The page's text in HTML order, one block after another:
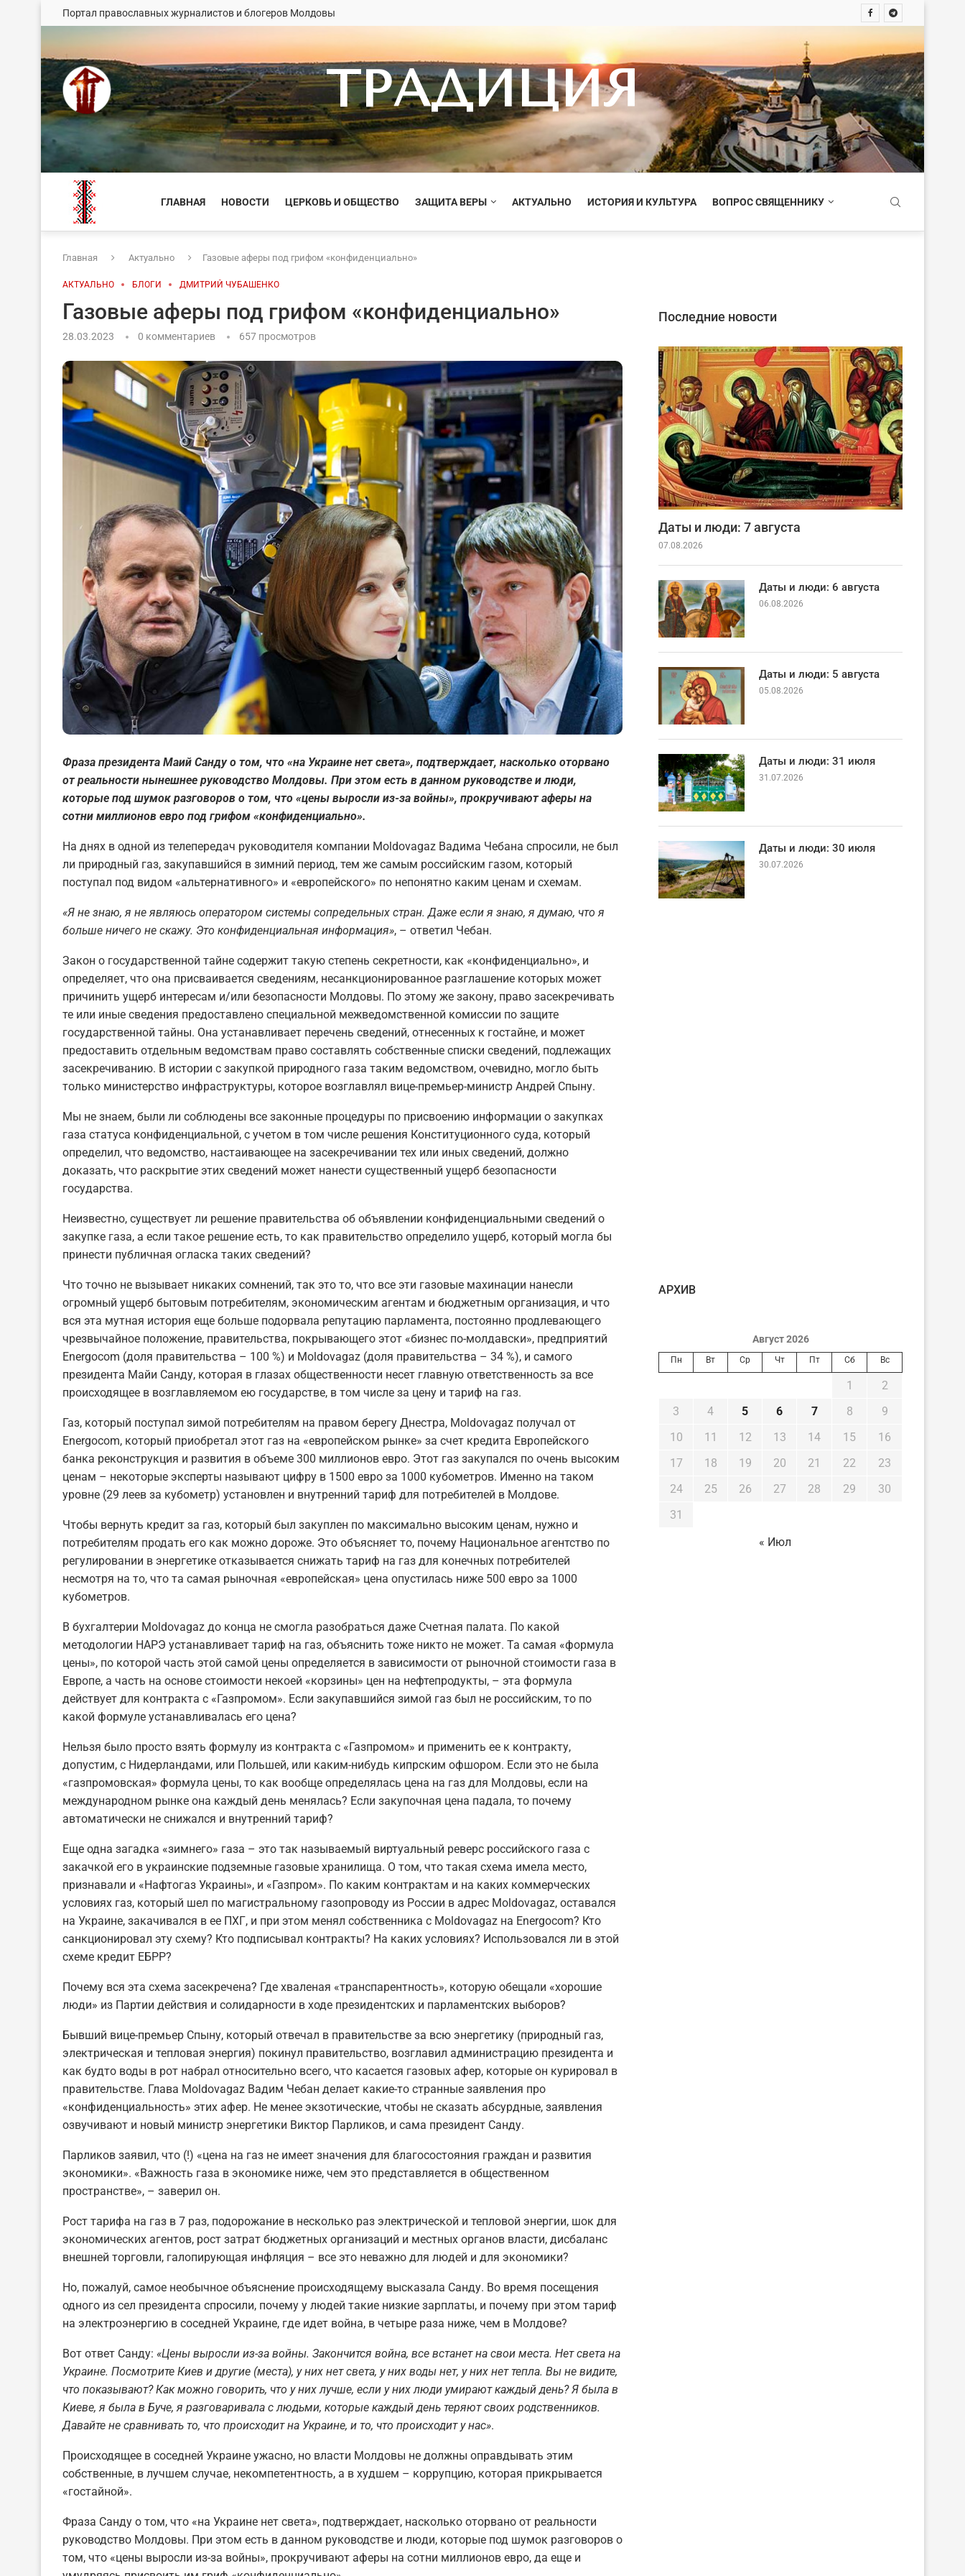
Портал православных журналистов и блогеров Молдовы
ТРАДИЦИЯ
ГЛАВНАЯ НОВОСТИ ЦЕРКОВЬ И ОБЩЕСТВО ЗАЩИТА ВЕРЫ АКТУАЛЬНО ИСТОРИЯ И КУЛЬТУРА ВОПРОС СВЯЩЕННИКУ
Главная Актуально Газовые аферы под грифом «конфиденциально»
АКТУАЛЬНО БЛОГИ ДМИТРИЙ ЧУБАШЕНКО
Газовые аферы под грифом «конфиденциально»
28.03.2023 0 комментариев 657 просмотров
Фраза президента Маий Санду о том, что «на Украине нет света», подтверждает, насколько оторвано
от реальности нынешнее руководство Молдовы. При этом есть в данном руководстве и люди,
которые под шумок разговоров о том, что «цены выросли из-за войны», прокручивают аферы на
сотни миллионов евро под грифом «конфиденциально».
На днях в одной из телепередач руководителя компании Moldovagaz Вадима Чебана спросили, не был
ли природный газ, закупавшийся в зимний период, тем же самым российским газом, который
поступал под видом «альтернативного» и «европейского» по непонятно каким ценам и схемам.
«Я не знаю, я не являюсь оператором системы сопредельных стран. Даже если я знаю, я думаю, что я
больше ничего не скажу. Это конфиденциальная информация», – ответил Чебан.
Закон о государственной тайне содержит такую степень секретности, как «конфиденциально», и
определяет, что она присваивается сведениям, несанкционированное разглашение которых может
причинить ущерб интересам и/или безопасности Молдовы. По этому же закону, право засекречивать
те или иные сведения предоставлено специальной межведомственной комиссии по защите
государственной тайны. Она устанавливает перечень сведений, отнесенных к гостайне, и может
предоставить отдельным ведомствам право составлять собственные списки сведений, подлежащих
засекречиванию. В истории с закупкой природного газа таким ведомством, очевидно, могло быть
только министерство инфраструктуры, которое возглавлял вице-премьер-министр Андрей Спыну.
Мы не знаем, были ли соблюдены все законные процедуры по присвоению информации о закупках
газа статуса конфиденциальной, с учетом в том числе решения Конституционного суда, который
определил, что ведомство, настаивающее на засекречивании тех или иных сведений, должно
доказать, что раскрытие этих сведений может нанести существенный ущерб безопасности
государства.
Неизвестно, существует ли решение правительства об объявлении конфиденциальными сведений о
закупке газа, а если такое решение есть, то как правительство определило ущерб, который могла бы
принести публичная огласка таких сведений?
Что точно не вызывает никаких сомнений, так это то, что все эти газовые махинации нанесли
огромный ущерб бытовым потребителям, экономическим агентам и бюджетным организация, и что
вся эта мутная история еще больше подорвала репутацию парламента, постоянно продлевающего
чрезвычайное положение, правительства, покрывающего этот «бизнес по-молдавски», предприятий
Energocom (доля правительства – 100 %) и Moldovagaz (доля правительства – 34 %), и самого
президента Майи Санду, которая в глазах общественности несет главную ответственность за все
происходящее в возглавляемом ею государстве, в том числе за цену и тариф на газ.
Газ, который поступал зимой потребителям на правом берегу Днестра, Moldovagaz получал от
Energocom, который приобретал этот газ на «европейском рынке» за счет кредита Европейского
банка реконструкция и развития в объеме 300 миллионов евро. Этот газ закупался по очень высоким
ценам – некоторые эксперты называют цифру в 1500 евро за 1000 кубометров. Именно на таком
уровне (29 леев за кубометр) установлен и внутренний тариф для потребителей в Молдове.
Чтобы вернуть кредит за газ, который был закуплен по максимально высоким ценам, нужно и
потребителям продать его как можно дороже. Это объясняет то, почему Национальное агентство по
регулировании в энергетике отказывается снижать тариф на газ для конечных потребителей
несмотря на то, что та самая рыночная «европейская» цена опустилась ниже 500 евро за 1000
кубометров.
В бухгалтерии Moldovagaz до конца не смогла разобраться даже Счетная палата. По какой
методологии НАРЭ устанавливает тариф на газ, объяснить тоже никто не может. Та самая «формула
цены», по которой часть этой самой цены определяется в зависимости от рыночной стоимости газа в
Европе, а часть на основе стоимости некоей «корзины» цен на нефтепродукты, – эта формула
действует для контракта с «Газпромом». Если закупавшийся зимой газ был не российским, то по
какой формуле устанавливалась его цена?
Нельзя было просто взять формулу из контракта с «Газпромом» и применить ее к контракту,
допустим, с Нидерландами, или Польшей, или каким-нибудь кипрским офшором. Если это не была
«газпромовская» формула цены, то как вообще определялась цена на газ для Молдовы, если на
международном рынке она каждый день менялась? Если закупочная цена падала, то почему
автоматически не снижался и внутренний тариф?
Еще одна загадка «зимнего» газа – это так называемый виртуальный реверс российского газа с
закачкой его в украинские подземные газовые хранилища. О том, что такая схема имела место,
признавали и «Нафтогаз Украины», и «Газпром». По каким контрактам и на каких коммерческих
условиях газ, который шел по магистральному газопроводу из России в адрес Moldovagaz, оставался
на Украине, закачивался в ее ПХГ, и при этом менял собственника с Moldovagaz на Energocom? Кто
санкционировал эту схему? Кто подписывал контракты? На каких условиях? Использовался ли в этой
схеме кредит ЕБРР?
Почему вся эта схема засекречена? Где хваленая «транспарентность», которую обещали «хорошие
люди» из Партии действия и солидарности в ходе президентских и парламентских выборов?
Бывший вице-премьер Спыну, который отвечал в правительстве за всю энергетику (природный газ,
электрическая и тепловая энергия) покинул правительство, возглавил администрацию президента и
как будто воды в рот набрал относительно всего, что касается газовых афер, которые он курировал в
правительстве. Глава Moldovagaz Вадим Чебан делает какие-то странные заявления про
«конфиденциальность» этих афер. Не менее экзотические, чтобы не сказать абсурдные, заявления
озвучивают и новый министр энергетики Виктор Парликов, и сама президент Санду.
Парликов заявил, что (!) «цена на газ не имеет значения для благосостояния граждан и развития
экономики». «Важность газа в экономике ниже, чем это представляется в общественном
пространстве», – заверил он.
Рост тарифа на газ в 7 раз, подорожание в несколько раз электрической и тепловой энергии, шок для
экономических агентов, рост затрат бюджетных организаций и местных органов власти, дисбаланс
внешней торговли, галопирующая инфляция – все это неважно для людей и для экономики?
Но, пожалуй, самое необычное объяснение происходящему высказала Санду. Во время посещения
одного из сел президента спросили, почему у людей такие низкие зарплаты, и почему при этом тариф
на электроэнергию в соседней Украине, где идет война, в четыре раза ниже, чем в Молдове?
Вот ответ Санду: «Цены выросли из-за войны. Закончится война, все встанет на свои места. Нет света на
Украине. Посмотрите Киев и другие (места), у них нет света, у них воды нет, у них нет тепла. Вы не видите,
что показывают? Как можно говорить, что у них лучше, если у них люди умирают каждый день? Я была в
Киеве, я была в Буче, я разговаривала с людьми, которые каждый день теряют своих родственников.
Давайте не сравнивать то, что происходит на Украине, и то, что происходит у нас».
Происходящее в соседней Украине ужасно, но власти Молдовы не должны оправдывать этим
собственные, в лучшем случае, некомпетентность, а в худшем – коррупцию, которая прикрывается
«гостайной».
Фраза Санду о том, что «на Украине нет света», подтверждает, насколько оторвано от реальности
руководство Молдовы. При этом есть в данном руководстве и люди, которые под шумок разговоров о
том, что «цены выросли из-за войны», прокручивают аферы на сотни миллионов евро, да еще и
Последние новости
Даты и люди: 7 августа
07.08.2026
Даты и люди: 6 августа
06.08.2026
Даты и люди: 5 августа
05.08.2026
Даты и люди: 31 июля
31.07.2026
Даты и люди: 30 июля
30.07.2026
AРХИВ
Август 2026
Пн Вт Ср Чт Пт Сб Вс
1
2
3
4 5 6 7 8
9
10
11 12 13 14 15
16
17
18 19 20 21 22
23
24
25 26 27 28 29
30
31
« Июл